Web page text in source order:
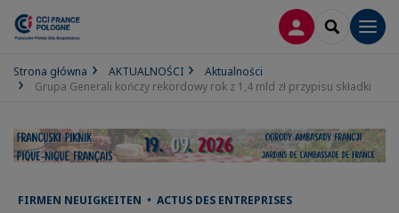
LOGOWANIE
SEARCH
Strona główna AKTUALNOŚCI
Aktualności
Grupa Generali kończy rekordowy rok z 1,4 mld zł przypisu składki
FIRMEN NEUIGKEITEN • ACTUS DES ENTREPRISES